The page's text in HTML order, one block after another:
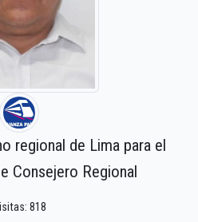
regional de Lima para el
Consejero Regional
818